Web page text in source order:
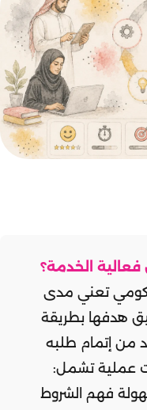
الخدمة؟
تعني مدى
هدفها بطريقة
من إتمام طلبه
عملية تشمل:
فهم الشروط